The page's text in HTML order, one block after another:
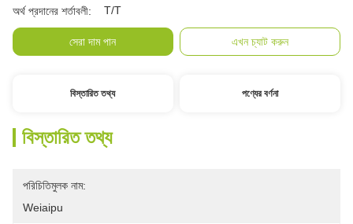
অর্থ প্রদানের শর্তাবলী: T/T
সেরা দাম পান এখন চ্যাট করুন
বিস্তারিত তথ্য পণ্যের বর্ণনা
বিস্তারিত তথ্য
পরিচিতিমুলক নাম:
Weiaipu